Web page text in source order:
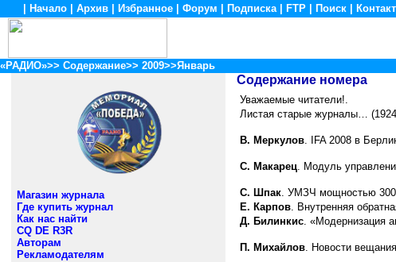
Начало Архив Избранное Форум Подписка| FTP Поиск
«РАДИО»>> Содержание>> 2009>>Январь
Магазин журнала
Где купить журнал
Как нас найти
CQ DE R3R
Авторам
Рекламодателям
Содержание номера
Уважаемые читатели!.
Листая старые журналы…
В. Меркулов. IFA 2008 в
С. Макарец. Модуль
С. Шпак. УМЗЧ мощностью
Е. Карпов. Внутренняя
Д. Билинкис. «Модернизация
П. Михайлов. Новости